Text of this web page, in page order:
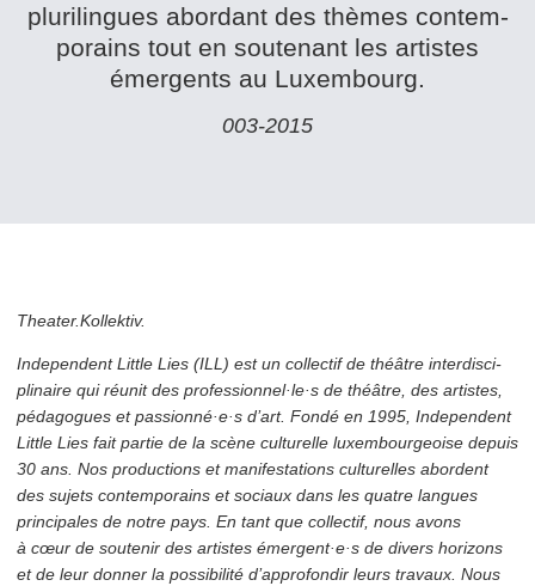
plurilingues abordant des thèmes con­tem­
po­rains tout en soutenant les artistes
émergents au Luxembourg.
003‑2015
Theater.Kollektiv.
Independent Little Lies (ILL) est un collectif de théâtre inter­dis­ci­
plinaire qui réunit des professionnel·le·s de théâtre, des artistes,
pédagogues et passionné·e·s d’art. Fondé en 1995, Independent
Little Lies fait partie de la scène culturelle lux­em­bour­geoise depuis
30 ans. Nos productions et man­i­fes­ta­tions culturelles abordent
des sujets con­tem­po­rains et sociaux dans les quatre langues
principales de notre pays. En tant que collectif, nous avons
à cœur de soutenir des artistes émergent·e·s de divers horizons
et de leur donner la possibilité d’ap­pro­fondir leurs travaux. Nous